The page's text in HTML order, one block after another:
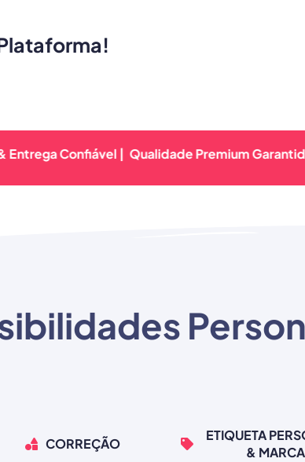
Confiável | Qualidade Premium Garantida |
CORREÇÃO
ETIQUETA
&